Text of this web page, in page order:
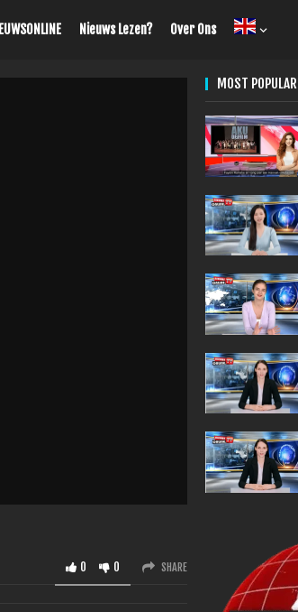
Nieuws Lezen? Over Ons
0 0 SHARE
MOST POPULAR